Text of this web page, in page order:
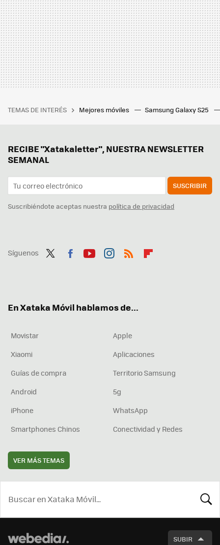
TEMAS DE INTERÉS Mejores móviles Samsung Galaxy S25
RECIBE "Xatakaletter", NUESTRA NEWSLETTER
SEMANAL
SUSCRIBIR
Suscribiéndote aceptas nuestra política de privacidad
Síguenos
En Xataka Móvil hablamos de...
Movistar
Apple
Xiaomi
Aplicaciones
Guías de compra
Territorio Samsung
Android
5g
iPhone
WhatsApp
Smartphones Chinos
Conectividad y Redes
VER MÁS TEMAS
SUBIR